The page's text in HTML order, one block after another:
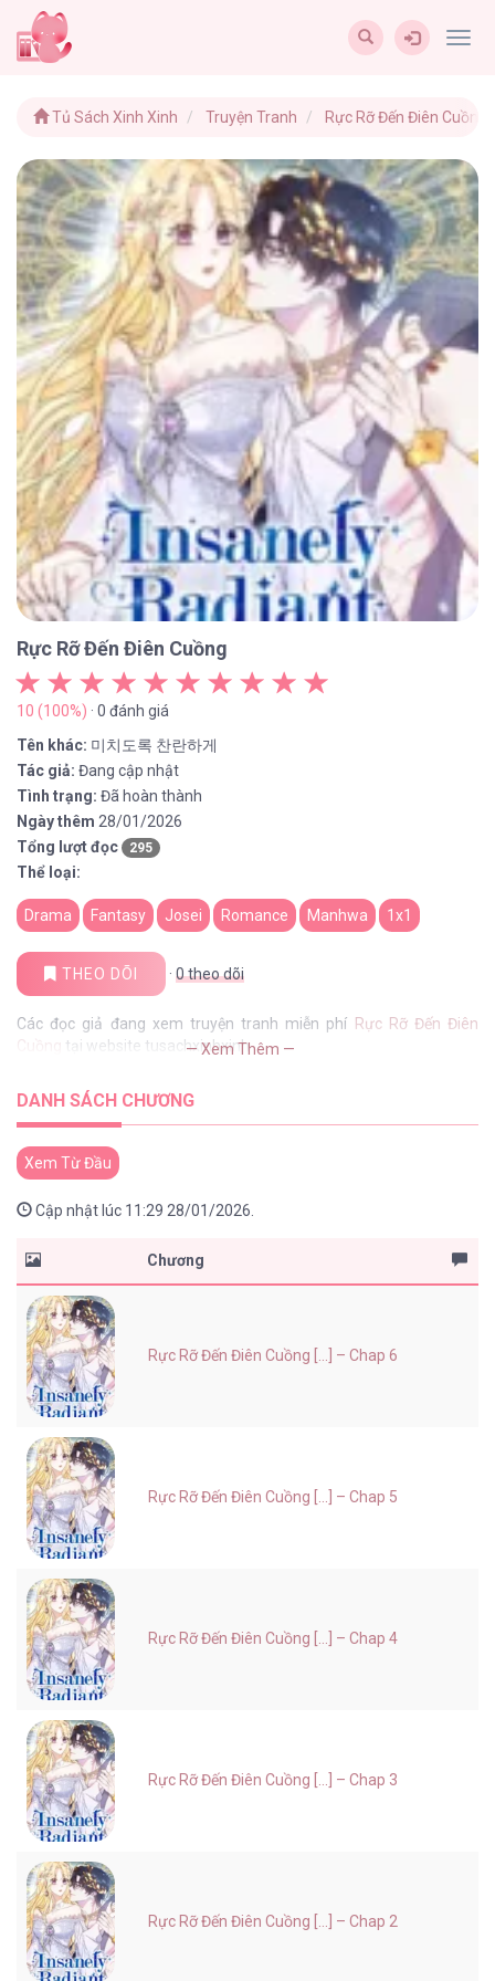
Tủ Sách Xinh Xinh Truyện Tranh Rực Rỡ Đến Điên Cuồng
Rực Rỡ Đến Điên Cuồng
10 (100%) · 0 đánh giá
Tên khác: 미치도록 찬란하게
Tác giả: Đang cập nhật
Tình trạng: Đã hoàn thành
Ngày thêm 28/01/2026
Tổng lượt đọc
295
Thể loại:
Drama Fantasy Josei Romance Manhwa 1x1
THEO DÕI · 0theo dõi
Các đọc giả đang xem truyện tranh miễn phí Rực Rỡ Đến Điên
Cuồng
tại website tusachxinhxinh
— Xem Thêm —
DANH SÁCH CHƯƠNG
Xem Từ Đầu
Cập nhật lúc 11:29 28/01/2026.
Chương
Rực Rỡ Đến Điên Cuồng [...] – Chap 6
Rực Rỡ Đến Điên Cuồng [...] – Chap 5
Rực Rỡ Đến Điên Cuồng [...] – Chap 4
Rực Rỡ Đến Điên Cuồng [...] – Chap 3
Rực Rỡ Đến Điên Cuồng [...] – Chap 2